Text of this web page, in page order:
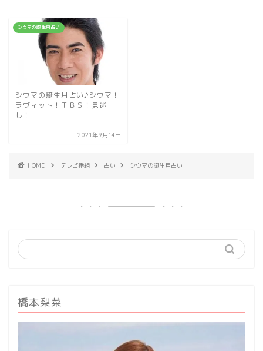
シウマの誕生月占い
シウマの誕生月占い♪シウマ！
ラヴィット！ＴＢＳ！見逃
し！
2021年9月14日
HOME テレビ番組 占い シウマの誕生月占い
橋本梨菜